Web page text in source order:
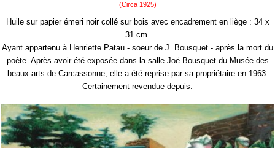
(Circa 1925)
Huile sur papier émeri noir collé sur bois avec encadrement en liège : 34 x
31 cm.
Ayant appartenu à Henriette Patau - soeur de J. Bousquet - après la mort du
poète. Après avoir été exposée dans la salle Joë Bousquet du Musée des
beaux-arts de Carcassonne, elle a été reprise par sa propriétaire en 1963.
Certainement revendue depuis.